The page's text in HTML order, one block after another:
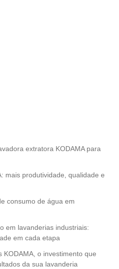
extratora KODAMA para
mais produtividade, qualidade e
consumo de água em
em lavanderias industriais:
em cada etapa
KODAMA, o investimento que
da sua lavanderia